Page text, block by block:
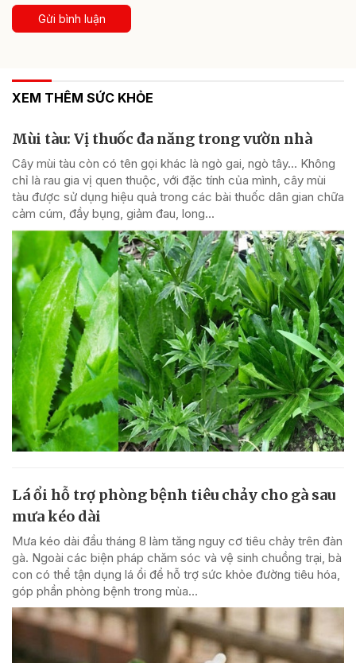
Gửi bình luận
XEM THÊM SỨC KHỎE
Mùi tàu: Vị thuốc đa năng trong vườn nhà
Cây mùi tàu còn có tên gọi khác là ngò gai, ngò tây… Không
chỉ là rau gia vị quen thuộc, với đặc tính của mình, cây mùi
tàu được sử dụng hiệu quả trong các bài thuốc dân gian chữa
cảm cúm, đầy bụng, giảm đau, long...
Lá ổi hỗ trợ phòng bệnh tiêu chảy cho gà sau
mưa kéo dài
Mưa kéo dài đầu tháng 8 làm tăng nguy cơ tiêu chảy trên đàn
gà. Ngoài các biện pháp chăm sóc và vệ sinh chuồng trại, bà
con có thể tận dụng lá ổi để hỗ trợ sức khỏe đường tiêu hóa,
góp phần phòng bệnh trong mùa...